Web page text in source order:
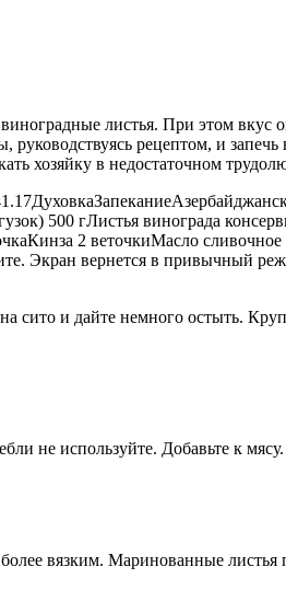
листья. При этом вкус
рецептом, и
хозяйку в недостаточном
500 гЛистья винограда
2 веточкиМасло
вернется в привычный
сито и дайте немного остыть.
не используйте. Добавьте к
вязким. Маринованные листья